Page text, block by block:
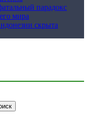
парадокс
мира
скрыта